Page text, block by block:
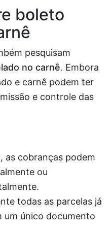
boleto
pesquisam
no carnê. Embora
e carnê podem ter
e controle das
as cobranças podem
ou
todas as parcelas já
um único documento